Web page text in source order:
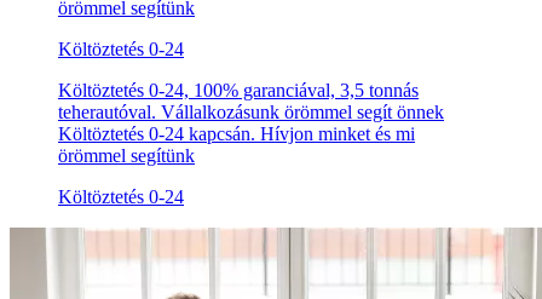
örömmel segítünk
Költöztetés 0-24
Költöztetés 0-24, 100% garanciával, 3,5 tonnás
teherautóval. Vállalkozásunk örömmel segít önnek
Költöztetés 0-24 kapcsán. Hívjon minket és mi
örömmel segítünk
Költöztetés 0-24